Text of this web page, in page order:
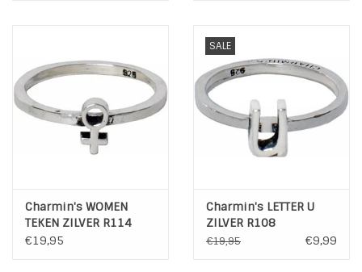
Charmin's WOMEN
TEKEN ZILVER R114
€19,95
SALE
Charmin's LETTER U
ZILVER R108
€19,95 €9,99